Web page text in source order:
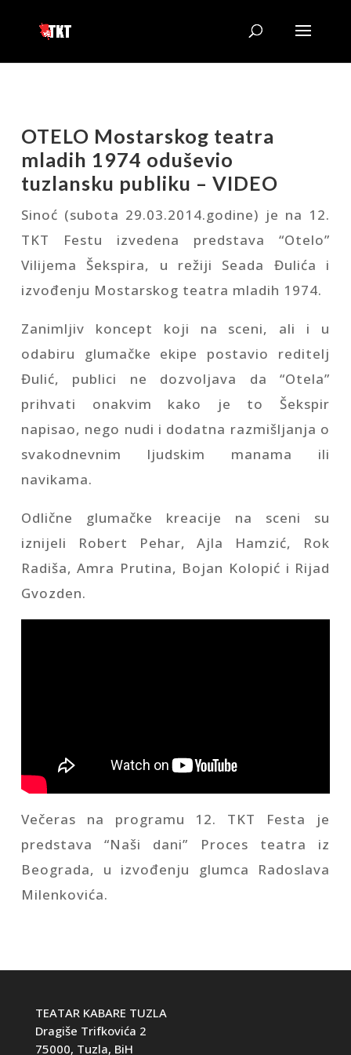
OTELO Mostarskog teatra
mladih 1974 oduševio
tuzlansku publiku – VIDEO
Sinoć (subota 29.03.2014.godine) je na 12.
TKT Festu izvedena predstava “Otelo”
Vilijema Šekspira, u režiji Seada Đulića i
izvođenju Mostarskog teatra mladih 1974.
Zanimljiv koncept koji na sceni, ali i u
odabiru glumačke ekipe postavio reditelj
Đulić, publici ne dozvoljava da “Otela”
prihvati onakvim kako je to Šekspir
napisao, nego nudi i dodatna razmišljanja o
svakodnevnim ljudskim manama ili
navikama.
Odlične glumačke kreacije na sceni su
iznijeli Robert Pehar, Ajla Hamzić, Rok
Radiša, Amra Prutina, Bojan Kolopić i Rijad
Gvozden.
Večeras na programu 12. TKT Festa je
predstava “Naši dani” Proces teatra iz
Beograda, u izvođenju glumca Radoslava
Milenkovića.
TEATAR KABARE TUZLA
Dragiše Trifkovića 2
75000, Tuzla, BiH